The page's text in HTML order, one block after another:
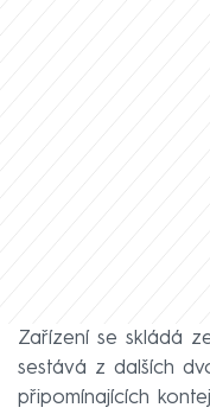
Zařízení se skládá
sestává z dalších
připomínajících